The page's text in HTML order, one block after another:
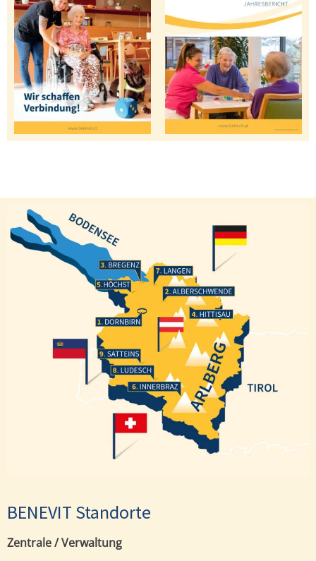
Dornbirn
Bregenz
Langen
Ludesch
Innerbraz
Alberschwende
Satteins
Höchst
BENEVIT Standorte
Zentrale / Verwaltung